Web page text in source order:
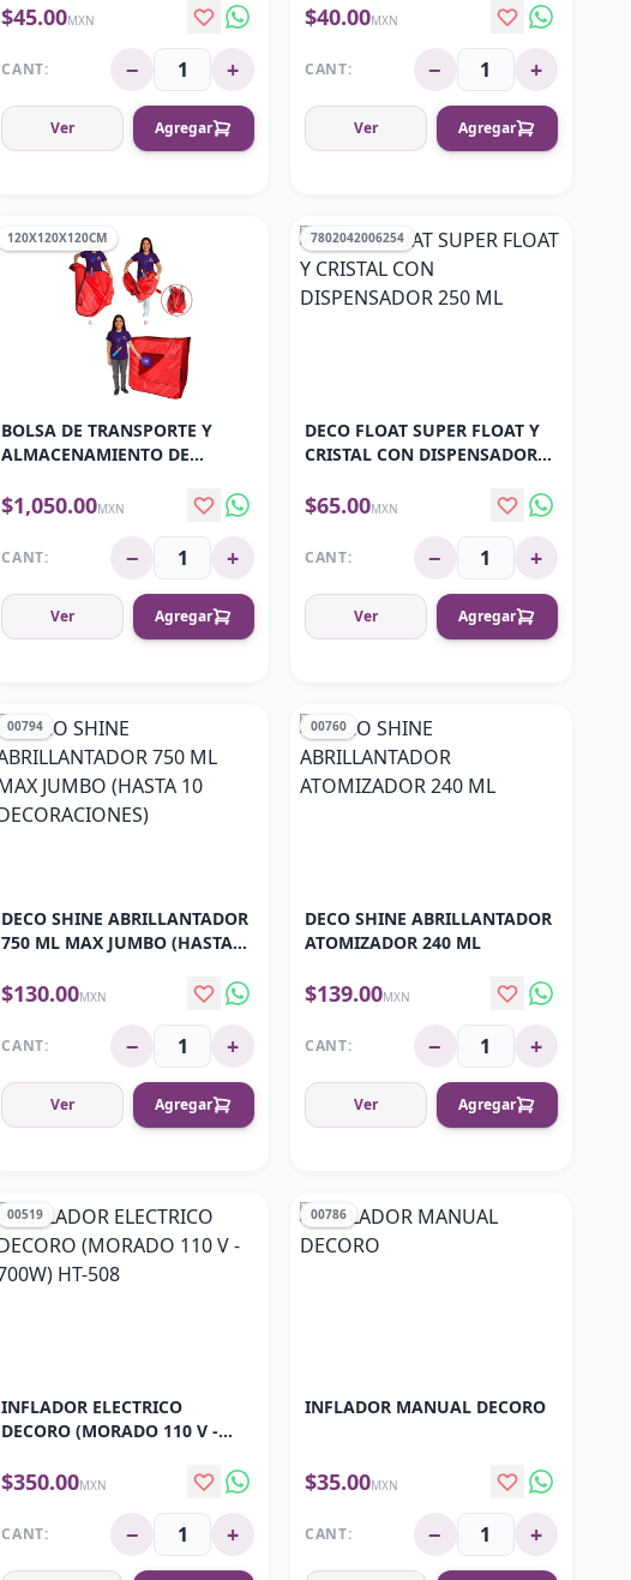
$45.00MXN
CANT: − +
Ver Agregar
$40.00MXN
CANT: − +
Ver Agregar
120X120X120CM
BOLSA DE TRANSPORTE Y
ALMACENAMIENTO DE
$1,050.00MXN
CANT: − +
Ver Agregar
7802042006254
DECO FLOAT SUPER FLOAT Y
CRISTAL CON DISPENSADOR
$65.00MXN
CANT: − +
Ver Agregar
00794
DECO SHINE ABRILLANTADOR
750 ML MAX JUMBO (HASTA
$130.00MXN
CANT: − +
Ver Agregar
00760
DECO SHINE ABRILLANTADOR
ATOMIZADOR 240 ML
$139.00MXN
CANT: − +
Ver Agregar
00519
INFLADOR ELECTRICO
DECORO (MORADO 110 V -
$350.00MXN
CANT: − +
00786
INFLADOR MANUAL DECORO
$35.00MXN
CANT: − +